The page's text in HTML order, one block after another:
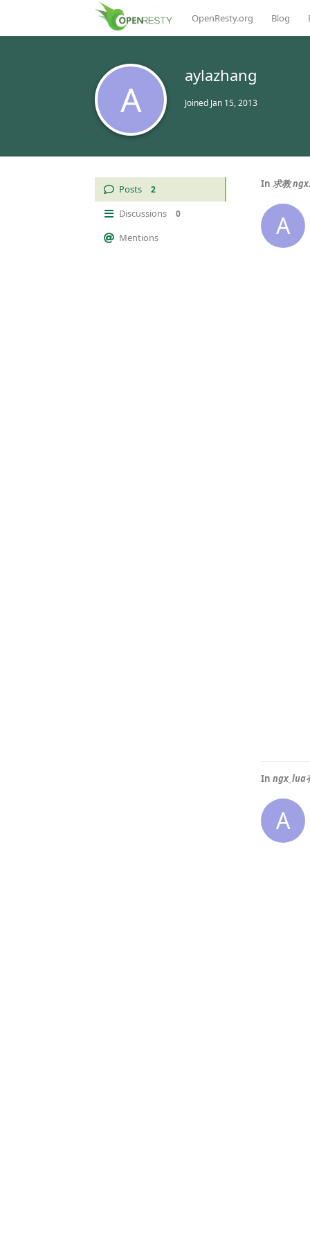
OpenResty.org Blog
A
aylazhang
Joined Jan 15, 2013
Posts 2
Discussions 0
Mentions
In 求教
A
In ngx_lua
A